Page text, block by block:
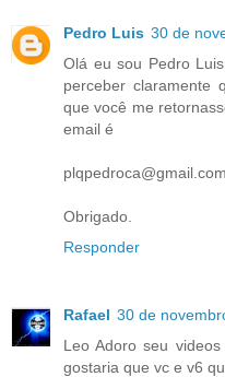
Pedro Luis 30 de
Olá eu sou Pedro
perceber claramente
que você me
email é
plqpedroca@gmail.com
Obrigado.
Responder
Rafael 30 de
Leo Adoro seu
gostaria que vc e v6